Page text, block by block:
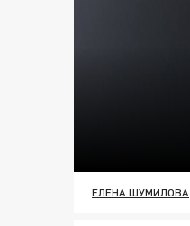
ЕЛЕНА ШУМИЛОВА